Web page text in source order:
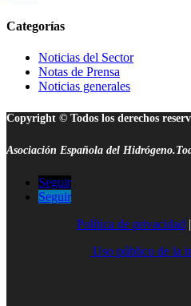
Categorías
Noticias del Sector
Notas de Prensa
Noticias generales
Copyright © Todos los derechos
Asociación Española del
Seguir
Seguir
Política de privacidad |
Uso público de la